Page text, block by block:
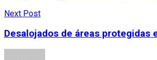
Next Post
Desalojados de áreas